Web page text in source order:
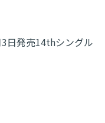
日発売14thシングル